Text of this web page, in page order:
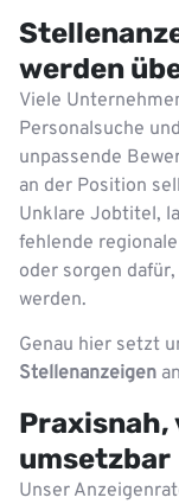
werden
Viele
Personalsuche
unpassende
an der Position
Unklare Jobtitel,
fehlende
oder sorgen
werden.
Genau hier setzt
Stellenanzeigen
umsetzbar
Unser